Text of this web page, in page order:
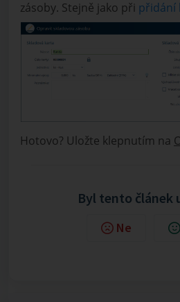
zásoby. Stejně jako při přidání
Hotovo? Uložte klepnutím na
Byl tento článek
Ne